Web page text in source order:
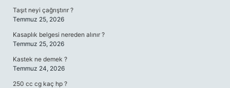
Taşıt neyi çağrıştırır ?
Temmuz 25, 2026
Kasaplık belgesi nereden alınır ?
Temmuz 25, 2026
Kastek ne demek ?
Temmuz 24, 2026
250 cc cg kaç hp ?